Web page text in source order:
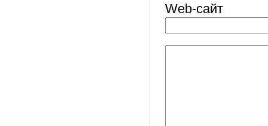
Web-cайт